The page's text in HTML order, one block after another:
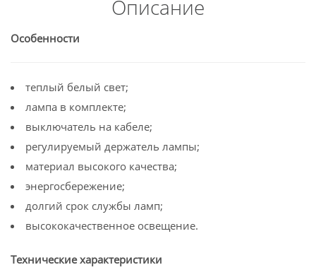
Twitter
Описание
Особенности
теплый белый свет;
лампа в комплекте;
выключатель на кабеле;
регулируемый держатель лампы;
материал высокого качества;
энергосбережение;
долгий срок службы ламп;
высококачественное освещение.
Технические характеристики